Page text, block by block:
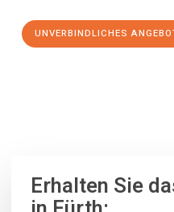
UNVERBINDLICHES
Erhalten Sie